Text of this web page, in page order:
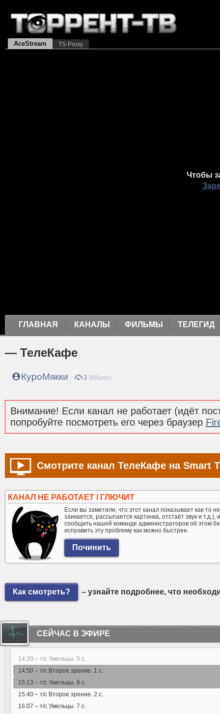
AceStream TS-Proxy
Чтобы
ГЛАВНАЯ КАНАЛЫ ФИЛЬМЫ ТЕЛЕГИД
— ТелеКафе
КуроМякки 3 Мбит/с
Внимание! Если канал не работает (идёт
попробуйте посмотреть его через браузер
Смотрите канал ТелеКафе на Smart
КАНАЛ НЕ РАБОТАЕТ / ГЛЮЧИТ
Если вы заметили, что этот канал показывает как-то
заикается, рассыпается картинка, отстаёт звук и
сообщить нашей команде администраторов об этом
исправить эту проблему как можно быстрее.
Как смотреть? – узнайте подробнее, что
СЕЙЧАС В ЭФИРЕ
14:20 – т/с Умельцы. 5 с.
14:50 – т/с Второе зрение. 1 с.
15:13 – т/с Умельцы. 6 с.
15:40 – т/с Второе зрение. 2 с.
16:07 – т/с Умельцы. 7 с.